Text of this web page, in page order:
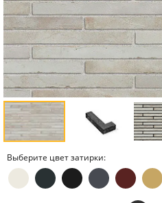
Выберите цвет затирки: